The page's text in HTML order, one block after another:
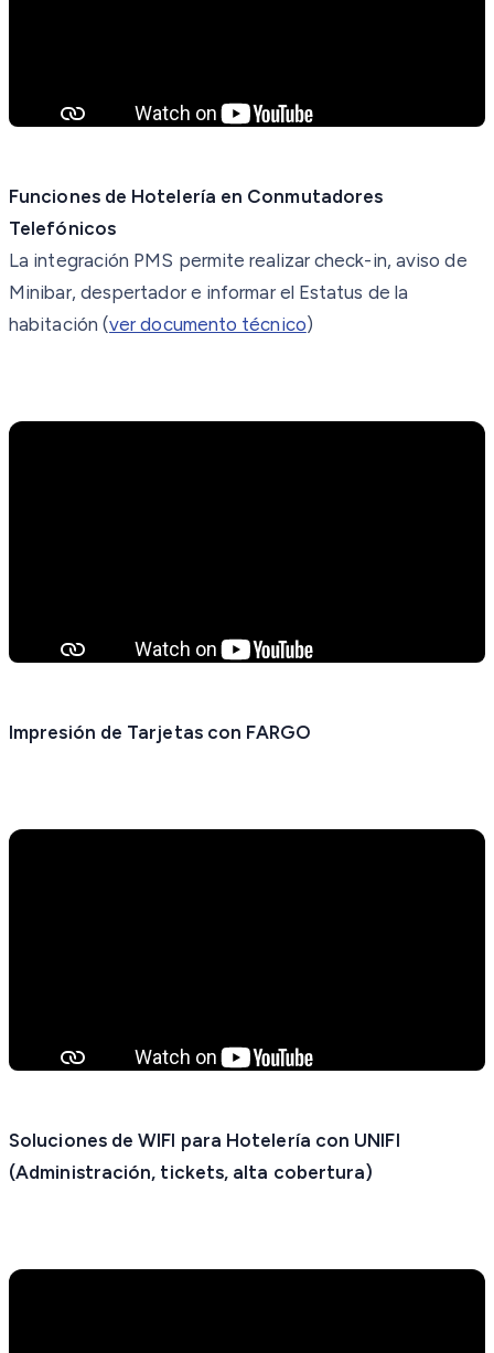
Funciones de Hotelería en Conmutadores
Telefónicos
La integración PMS permite realizar check-in, aviso de
Minibar, despertador e informar el Estatus de la
habitación (ver documento técnico)
Impresión de Tarjetas con FARGO
Soluciones de WIFI para Hotelería con UNIFI
(Administración, tickets, alta cobertura)